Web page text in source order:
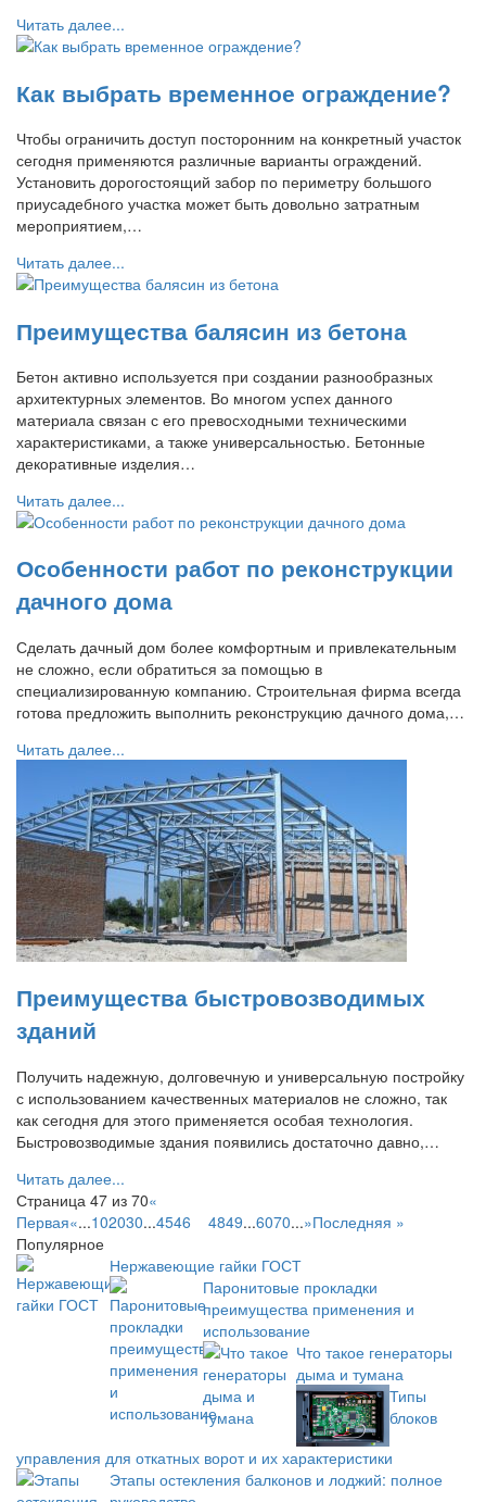
Читать далее...
Как выбрать временное ограждение?
Чтобы ограничить доступ посторонним на конкретный участок
сегодня применяются различные варианты ограждений.
Установить дорогостоящий забор по периметру большого
приусадебного участка может быть довольно затратным
мероприятием,…
Читать далее...
Преимущества балясин из бетона
Бетон активно используется при создании разнообразных
архитектурных элементов. Во многом успех данного
материала связан с его превосходными техническими
характеристиками, а также универсальностью. Бетонные
декоративные изделия…
Читать далее...
Особенности работ по реконструкции
дачного дома
Сделать дачный дом более комфортным и привлекательным
не сложно, если обратиться за помощью в
специализированную компанию. Строительная фирма всегда
готова предложить выполнить реконструкцию дачного дома,…
Читать далее...
Преимущества быстровозводимых
зданий
Получить надежную, долговечную и универсальную постройку
с использованием качественных материалов не сложно, так
как сегодня для этого применяется особая технология.
Быстровозводимые здания появились достаточно давно,…
Читать далее...
Страница 47 из 70«
Первая«...102030...4546 4849...6070...»Последняя »
Популярное
Нержавеющие гайки ГОСТ
Паронитовые прокладки
преимущества применения и
использование
Что такое генераторы
дыма и тумана
Типы
блоков
управления для откатных ворот и их характеристики
Этапы остекления балконов и лоджий: полное